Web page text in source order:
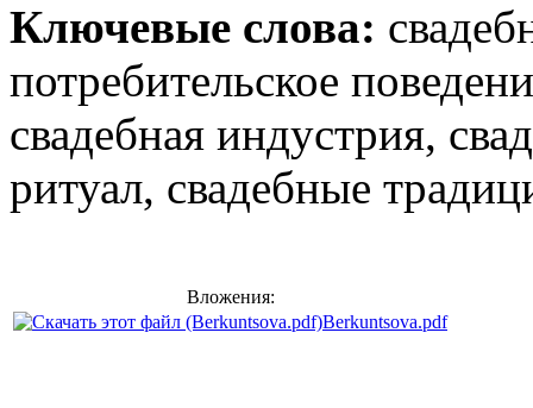
Ключевые слова:
потребительское
свадебная индустрия,
ритуал, свадебные
Вложения:
Berkuntsova.pdf